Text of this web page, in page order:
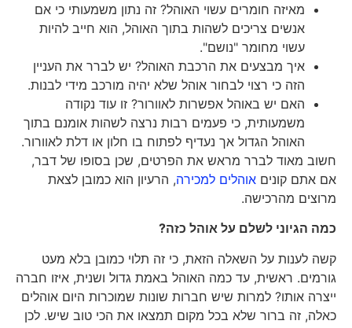
מאיזה חומרים עשוי האוהל? זה נתון משמעותי כי אם
אנשים צריכים לשהות בתוך האוהל, הוא חייב להיות
עשוי מחומר "נושם".
איך מבצעים את הרכבת האוהל? יש לברר את העניין
הזה כי רצוי לבחור אוהל שלא יהיה מורכב מידי לבנות.
האם יש באוהל אפשרות לאוורור? זו עוד נקודה
משמעותית, כי פעמים רבות נרצה לשהות אומנם בתוך
האוהל הגדול אך נעדיף לפתוח בו חלון או דלת לאוורור.
חשוב מאוד לברר מראש את הפרטים, שכן בסופו של דבר,
אם אתם קוניםאוהלים למכירה, הרעיון הוא כמובן לצאת
מרוצים מהרכישה.
כמה הגיוני לשלם על אוהל כזה?
קשה לענות על השאלה הזאת, כי זה תלוי כמובן בלא מעט
גורמים. ראשית, עד כמה האוהל באמת גדול ושנית, איזו חברה
ייצרה אותו? למרות שיש חברות שונות שמוכרות היום אוהלים
כאלה, זה ברור שלא בכל מקום תמצאו את הכי טוב שיש. לכן